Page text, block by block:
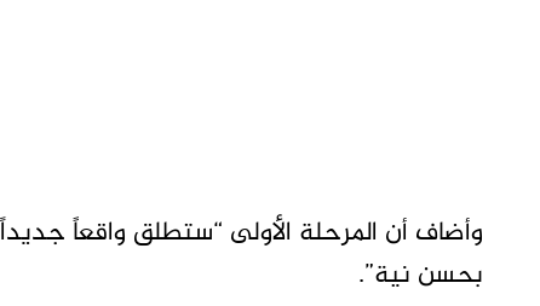
وأضاف أن المرحلة الأولى “ستطلق واقعاً
بحسن نية”.